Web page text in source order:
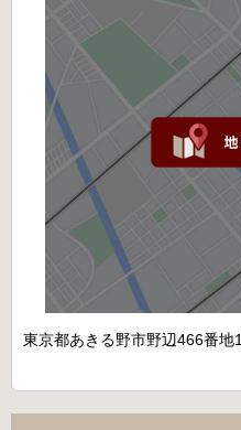
東京都あきる野市野辺466番地1